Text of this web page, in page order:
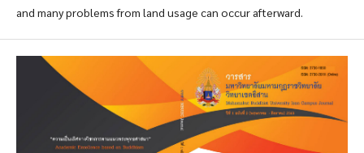
and many problems from land usage can occur afterward.